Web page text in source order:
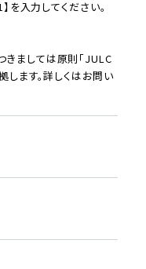
を入力してください。
きましては原則「JULC
します。詳しくはお問い